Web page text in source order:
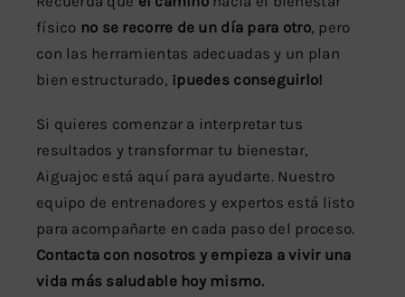
físico no se recorre de un día para otro, pero
con las herramientas adecuadas y un plan
bien estructurado, ¡puedes conseguirlo!
Si quieres comenzar a interpretar tus
resultados y transformar tu bienestar,
Aiguajoc está aquí para ayudarte. Nuestro
equipo de entrenadores y expertos está listo
para acompañarte en cada paso del proceso.
Contacta con nosotros y empieza a vivir una
vida más saludable hoy mismo.